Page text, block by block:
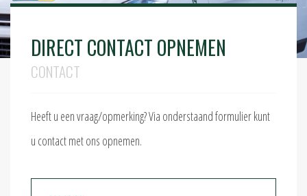
DIRECT CONTACT OPNEMEN
CONTACT
Heeft u een vraag/opmerking? Via onderstaand formulier kunt
u contact met ons opnemen.